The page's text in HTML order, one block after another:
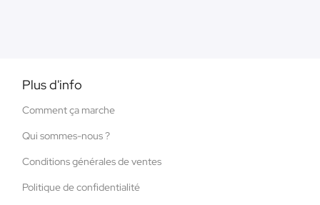
Plus d'info
Comment ça marche
Qui sommes-nous ?
Conditions générales de ventes
Politique de confidentialité